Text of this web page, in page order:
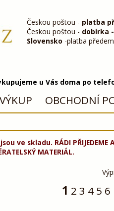
Českou poštou - platba
Českou poštou - dobírka -
Slovensko -platba
u Vás doma po
VÝKUP OBCHODNÍ
skladu. RÁDI PŘIJEDEME A
MATERIÁL.
1 2 3 4 5 6